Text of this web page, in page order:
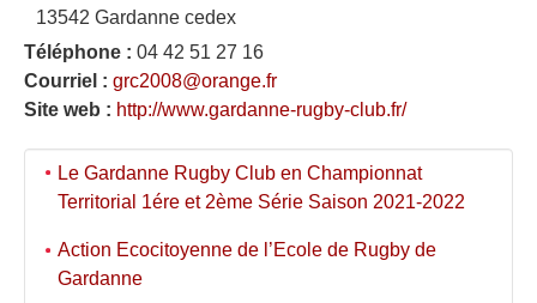
13542 Gardanne cedex
Téléphone : 04 42 51 27 16
Courriel : grc2008@orange.fr
Site web : http://www.gardanne-rugby-club.fr/
Le Gardanne Rugby Club en Championnat
Territorial 1ére et 2ème Série Saison 2021-2022
Action Ecocitoyenne de l’Ecole de Rugby de
Gardanne